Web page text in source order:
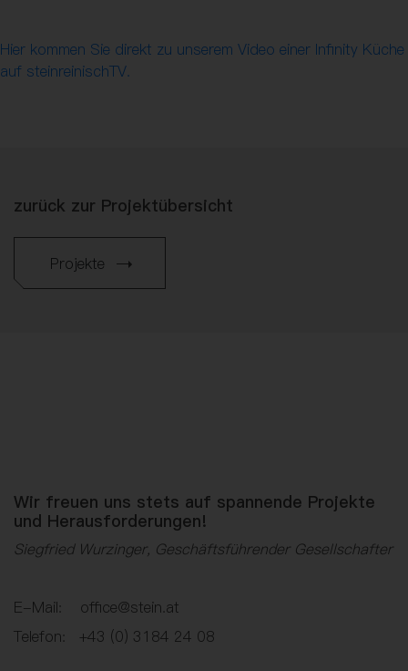
Hier kommen Sie direkt zu unserem Video einer Infinity Küche
auf steinreinischTV.
zurück zur Projektübersicht
Projekte
Wir freuen uns stets auf spannende Projekte
und Herausforderungen!
Siegfried Wurzinger, Geschäftsführender Gesellschafter
E-Mail: office@stein.at
Telefon: +43 (0) 3184 24 08